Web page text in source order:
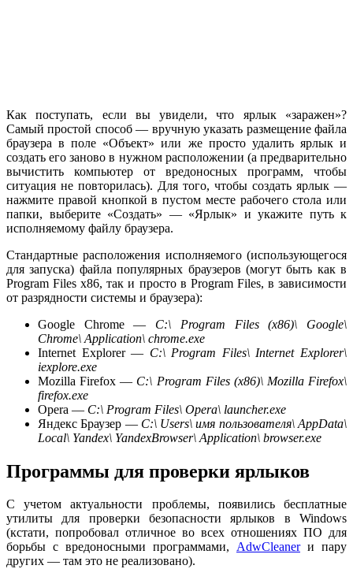
Как поступать, если вы увидели, что ярлык «заражен»?
Самый простой способ — вручную указать размещение файла
браузера в поле «Объект» или же просто удалить ярлык и
создать его заново в нужном расположении (а предварительно
вычистить компьютер от вредоносных программ, чтобы
ситуация не повторилась). Для того, чтобы создать ярлык —
нажмите правой кнопкой в пустом месте рабочего стола или
папки, выберите «Создать» — «Ярлык» и укажите путь к
исполняемому файлу браузера.
Стандартные расположения исполняемого (использующегося
для запуска) файла популярных браузеров (могут быть как в
Program Files x86, так и просто в Program Files, в зависимости
от разрядности системы и браузера):
Google Chrome — C:\ Program Files (x86)\ Google\
Chrome\ Application\ chrome.exe
Internet Explorer — C:\ Program Files\ Internet Explorer\
iexplore.exe
Mozilla Firefox — C:\ Program Files (x86)\ Mozilla Firefox\
firefox.exe
Opera — C:\ Program Files\ Opera\ launcher.exe
Яндекс Браузер — C:\ Users\ имя пользователя\ AppData\
Local\ Yandex\ YandexBrowser\ Application\ browser.exe
Программы для проверки ярлыков
С учетом актуальности проблемы, появились бесплатные
утилиты для проверки безопасности ярлыков в Windows
(кстати, попробовал отличное во всех отношениях ПО для
борьбы с вредоносными программами, AdwCleanerи пару
других — там это не реализовано).